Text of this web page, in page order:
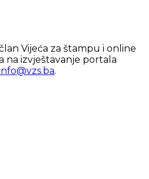
Vijeća za štampu i online
na izvještavanje portala
.